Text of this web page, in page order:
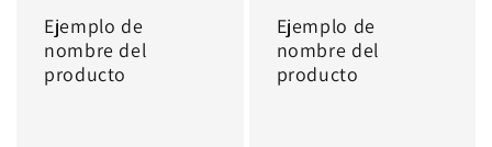
nombre
producto
Ejemplo de
nombre del
producto
nombre
producto
Ejemplo de
nombre del
producto